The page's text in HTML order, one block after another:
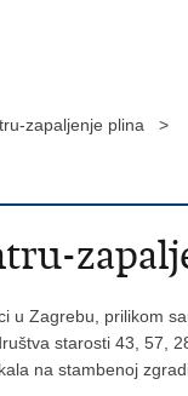
zapaljenje plina >
u Zagrebu, prilikom
starosti 43, 57,
na stambenoj